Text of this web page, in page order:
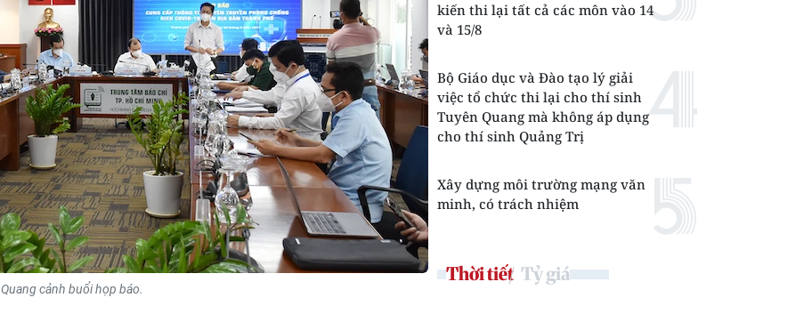
Quang cảnh buổi họp báo.
kiến thi lại tất cả các môn vào 14
và 15/8
Bộ Giáo dục và Đào tạo lý giải
việc tổ chức thi lại cho thí sinh
Tuyên Quang mà không áp dụng
cho thí sinh Quảng Trị
Xây dựng môi trường mạng văn
minh, có trách nhiệm
Thời tiết Tỷ giá